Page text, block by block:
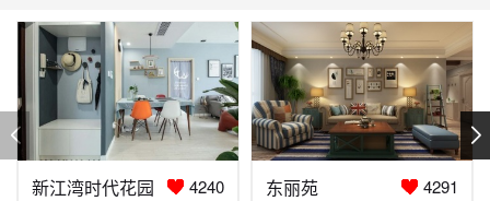
新江湾时代花园 4240 东丽苑 4291